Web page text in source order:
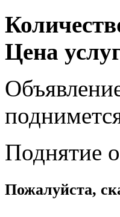
Цена
Поднятие
Пожалуйста,